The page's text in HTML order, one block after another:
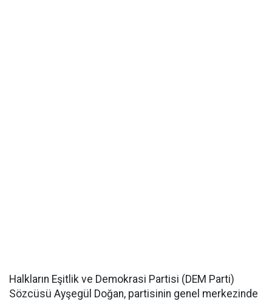
Halkların Eşitlik ve Demokrasi Partisi (DEM Parti)
Sözcüsü Ayşegül Doğan, partisinin genel merkezinde